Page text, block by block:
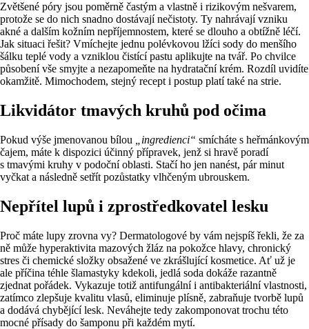
Zvětšené póry jsou poměrně častým a vlastně i rizikovým nešvarem,
protože se do nich snadno dostávají nečistoty. Ty nahrávají vzniku
akné a dalším kožním nepříjemnostem, které se dlouho a obtížně léčí.
Jak situaci řešit? Vmíchejte jednu polévkovou lžíci sody do menšího
šálku teplé vody a vzniklou čistící pastu aplikujte na tvář. Po chvilce
působení vše smyjte a nezapomeňte na hydratační krém. Rozdíl uvidíte
okamžitě. Mimochodem, stejný recept i postup platí také na strie.
Likvidátor tmavých kruhů pod očima
Pokud výše jmenovanou bílou „ingredienci“ smícháte s heřmánkovým
čajem, máte k dispozici účinný přípravek, jenž si hravě poradí
s tmavými kruhy v podoční oblasti. Stačí ho jen nanést, pár minut
vyčkat a následně setřít pozůstatky vlhčeným ubrouskem.
Nepřítel lupů i zprostředkovatel lesku
Proč máte lupy zrovna vy? Dermatologové by vám nejspíš řekli, že za
ně může hyperaktivita mazových žláz na pokožce hlavy, chronický
stres či chemické složky obsažené ve zkrášlující kosmetice. Ať už je
ale příčina téhle šlamastyky kdekoli, jedlá soda dokáže razantně
zjednat pořádek. Vykazuje totiž antifungální i antibakteriální vlastnosti,
zatímco zlepšuje kvalitu vlasů, eliminuje plísně, zabraňuje tvorbě lupů
a dodává chybějící lesk. Neváhejte tedy zakomponovat trochu této
mocné přísady do šamponu při každém mytí.